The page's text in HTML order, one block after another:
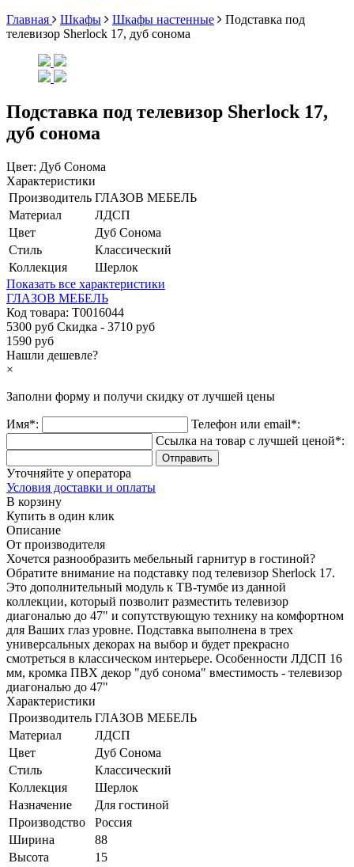
Главная
Шкафы Шкафы настенные
Подставка под
телевизор Sherlock 17, дуб сонома
Подставка под телевизор Sherlock 17,
дуб сонома
Цвет: Дуб Сонома
Характеристики
Производитель ГЛАЗОВ МЕБЕЛЬ
Материал
ЛДСП
Цвет
Дуб Сонома
Стиль
Классический
Коллекция
Шерлок
Показать все характеристики
ГЛАЗОВ МЕБЕЛЬ
Код товара: Т0016044
5300 руб Скидка - 3710 руб
1590 руб
Нашли дешевле?
×
Заполни форму и получи скидку от лучшей цены
Имя*:
Телефон или email*:
Ссылка на товар с лучшей ценой*:
Уточняйте у оператора
Условия доставки и оплаты
В корзину
Купить в один клик
Описание
От производителя
Хочется разнообразить мебельный гарнитур в гостиной?
Обратите внимание на подставку под телевизор Sherlock 17.
Это дополнительный модуль к ТВ-тумбе из данной
коллекции, который позволит разместить телевизор
диагональю до 47" и сопутствующую технику на комфортном
для Ваших глаз уровне. Подставка выполнена в трех
универсальных декорах на выбор и будет прекрасно
смотреться в классическом интерьере. Особенности ЛДСП 16
мм, кромка ПВХ декор "дуб сонома" вместимость - телевизор
диагональю до 47"
Характеристики
Производитель ГЛАЗОВ МЕБЕЛЬ
Материал
ЛДСП
Цвет
Дуб Сонома
Стиль
Классический
Коллекция
Шерлок
Назначение
Для гостиной
Производство
Россия
Ширина
88
Высота
15